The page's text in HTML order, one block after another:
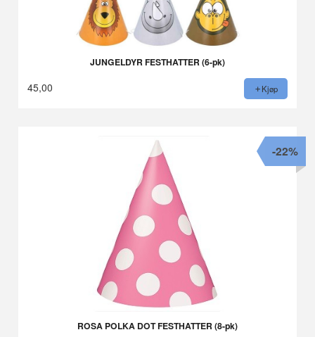
JUNGELDYR FESTHATTER (6-pk)
45,00 Kjøp
ROSA POLKA DOT FESTHATTER (8-pk)
-22%